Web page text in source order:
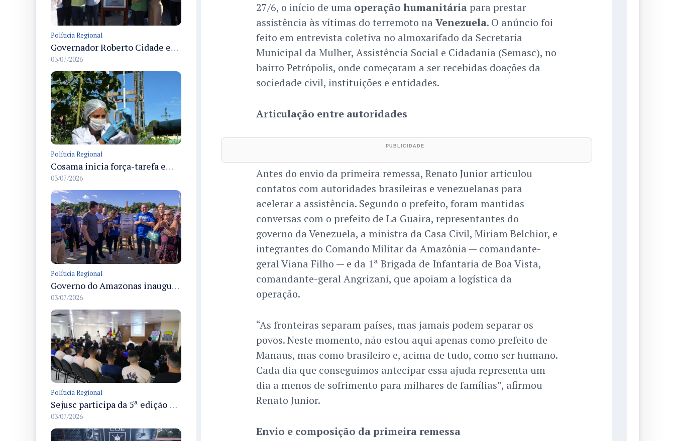
Políticia Regional
Governador Roberto Cidade entrega readequação do ambulatório da FCecon e amplia capacidade de atendimento oncológico em Manaus
03/07/2026
Políticia Regional
Cosama inicia força-tarefa em Anamã para fortalecer abastecimento de água e segurança hídrica da população
03/07/2026
Políticia Regional
Governo do Amazonas inaugura primeiro Castramóvel Fluvial para atendimento veterinário às comunidades ribeirinhas e castração gratuita
03/07/2026
Políticia Regional
Sejusc participa da 5ª edição do Caminhos Literários com foco na cultura hip-hop nas unidades socioeducativas
03/07/2026
27/6, o início de uma operação humanitáriapara prestar
assistência às vítimas do terremoto na Venezuela. O anúncio foi
feito em entrevista coletiva no almoxarifado da Secretaria
Municipal da Mulher, Assistência Social e Cidadania (Semasc), no
bairro Petrópolis, onde começaram a ser recebidas doações da
sociedade civil, instituições e entidades.
Articulação entre autoridades
Antes do envio da primeira remessa, Renato Junior articulou
contatos com autoridades brasileiras e venezuelanas para
acelerar a assistência. Segundo o prefeito, foram mantidas
conversas com o prefeito de La Guaira, representantes do
governo da Venezuela, a ministra da Casa Civil, Miriam Belchior, e
integrantes do Comando Militar da Amazônia — comandante-
geral Viana Filho — e da 1ª Brigada de Infantaria de Boa Vista,
comandante-geral Angrizani, que apoiam a logística da
operação.
“As fronteiras separam países, mas jamais podem separar os
povos. Neste momento, não estou aqui apenas como prefeito de
Manaus, mas como brasileiro e, acima de tudo, como ser humano.
Cada dia que conseguimos antecipar essa ajuda representa um
dia a menos de sofrimento para milhares de famílias”, afirmou
Renato Junior.
Envio e composição da primeira remessa